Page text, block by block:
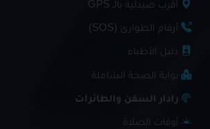
أقرب صيدلية بالـ GPS
أرقام الطوارئ (SOS)
دليل الأطباء
بوابة الصحة الشاملة
رادار السفن والطائرات
أوقات الصلاة